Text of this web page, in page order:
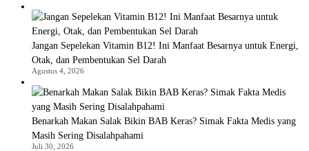
Jangan Sepelekan Vitamin B12! Ini Manfaat Besarnya untuk Energi,
Otak, dan Pembentukan Sel Darah
Agustus 4, 2026
Benarkah Makan Salak Bikin BAB Keras? Simak Fakta Medis yang
Masih Sering Disalahpahami
Juli 30, 2026